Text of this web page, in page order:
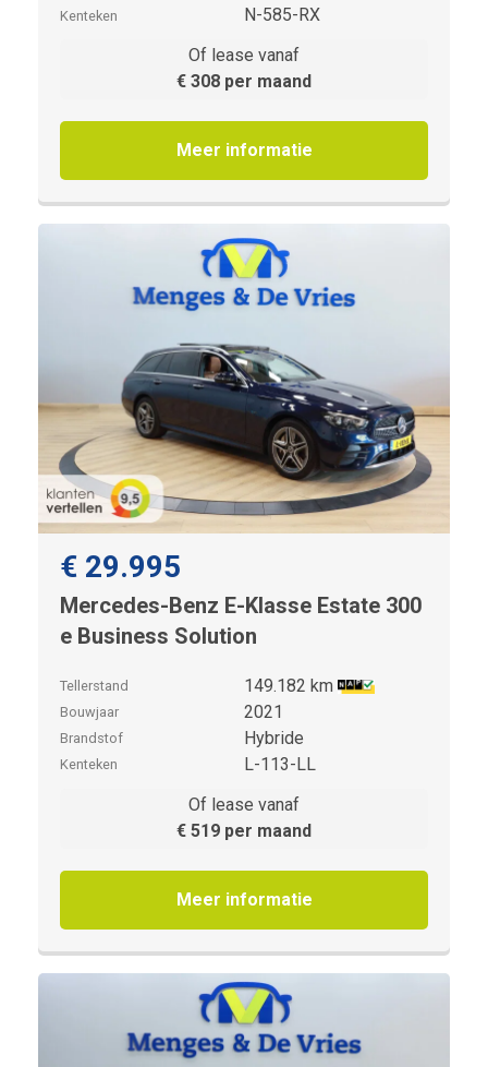
Kenteken
N-585-RX
Of lease vanaf
€ 308 per maand
Meer informatie
€ 29.995
Mercedes-Benz E-Klasse Estate 300
e Business Solution
Tellerstand 149.182 km
Bouwjaar 2021
Brandstof Hybride
Kenteken
L-113-LL
Of lease vanaf
€ 519 per maand
Meer informatie